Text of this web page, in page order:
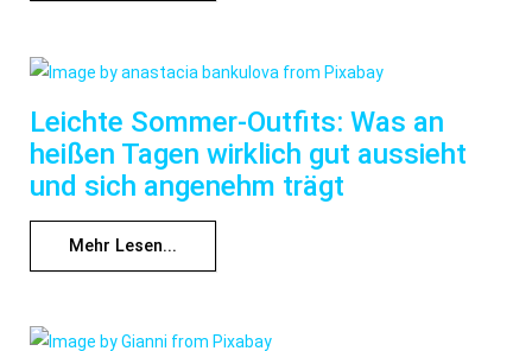
Leichte Sommer-Outfits: Was an
heißen Tagen wirklich gut aussieht
und sich angenehm trägt
Mehr Lesen...